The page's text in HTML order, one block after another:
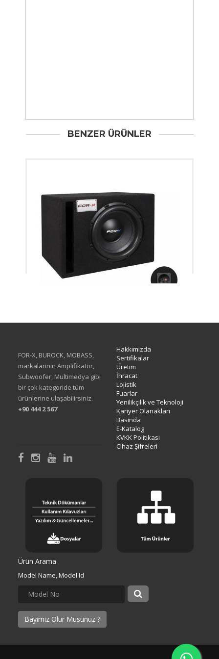
BENZER ÜRÜNLER
FOR-X, BUROCK, MOBASS,
markalarinin Amplifikatör,
Subwoofer, Multimedya gibi
bir çok kategoride tüm
ürünlerine ulaşabilirsiniz.
+90 444 2 567
Hakkımızda
Sertifikalar
Üretim
İhracat
Lojistik
Fuarlar
Yenilikçilik ve Teknoloji
Kariyer Olanakları
Basında
E-Katalog
KVKK Politikası
Cihaz Şifreleri
Ürün Arama
Model Name, Model Id
Bayimiz Olur Musunuz ?